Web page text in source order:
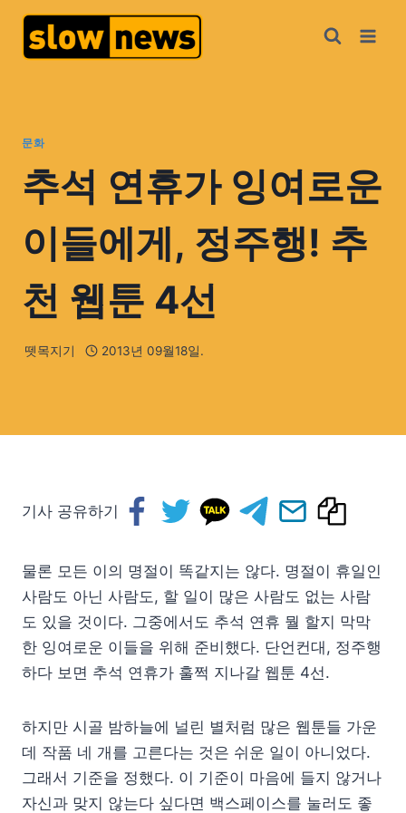
문화
추석 연휴가 잉여로운
이들에게, 정주행! 추
천 웹툰 4선
뗏목지기 2013년 09월18일.
기사 공유하기
물론 모든 이의 명절이 똑같지는 않다. 명절이 휴일인
사람도 아닌 사람도, 할 일이 많은 사람도 없는 사람
도 있을 것이다. 그중에서도 추석 연휴 뭘 할지 막막
한 잉여로운 이들을 위해 준비했다. 단언컨대, 정주행
하다 보면 추석 연휴가 훌쩍 지나갈 웹툰 4선.
하지만 시골 밤하늘에 널린 별처럼 많은 웹툰들 가운
데 작품 네 개를 고른다는 것은 쉬운 일이 아니었다.
그래서 기준을 정했다. 이 기준이 마음에 들지 않거나
자신과 맞지 않는다 싶다면 백스페이스를 눌러도 좋